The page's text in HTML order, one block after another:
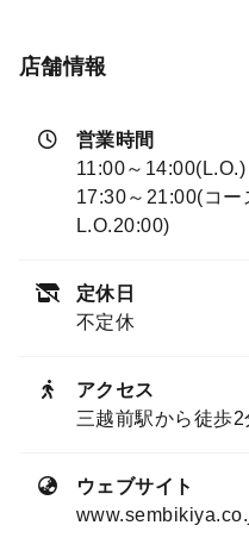
店舗情報
営業時間
11:00～14:00(L.O.)
17:30～21:00(コー
L.O.20:00)
定休日
不定休
アクセス
三越前駅から徒歩2
ウェブサイト